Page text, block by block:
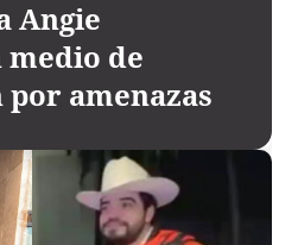
Angie
medio de
amenazas